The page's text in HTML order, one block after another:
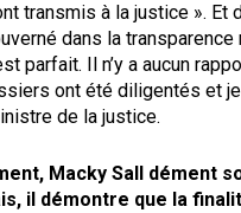
transmis à la justice ». Et
dans la transparence
parfait. Il n’y a aucun
ont été diligentés et
de la justice.
Macky Sall dément
il démontre que la